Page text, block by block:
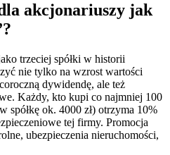
akcjonariuszy jak
trzeciej spółki w historii
nie tylko na wzrost wartości
dywidendę, ale też
Każdy, kto kupi co najmniej 100
spółkę ok. 4000 zł) otrzyma 10%
tej firmy. Promocja
ubezpieczenia nieruchomości,